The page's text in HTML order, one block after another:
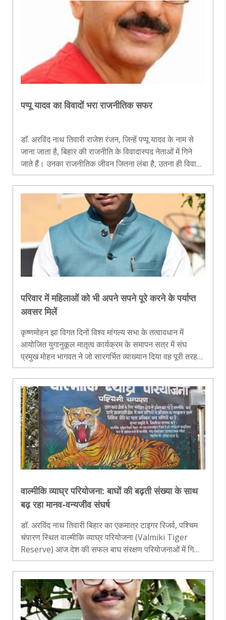
पप्पू यादव का विवादों भरा राजनीतिक सफर
डाॅ. अरविंद नाथ तिवारी राजेश रंजन, जिन्हें पप्पू यादव के नाम से
जाना जाता है, बिहार की राजनीति के विवादास्पद नेताओं में गिने
जाते हैं। उनका राजनीतिक जीवन जितना लंबा है, उतना ही विवादों
से भी घिरा है। वे कई बार लोकसभा सदस्य चुने गए हैं और समय-
समय..
परिवार में महिलाओं को भी अपने सपने पूरे करने के पर्याप्त
अवसर मिलें
कृष्णमोहन झा विगत दिनों विश्व मांगल्य सभा के तत्वावधान में
आयोजित युगानुकूल मातृत्व कार्यक्रम के समापन सत्र में संघ
प्रमुख मोहन भागवत ने जो सारगर्भित व्याख्यान दिया वह पूरी तरह
मातृत्व विमर्श पर केंद्रित था। संघ प्रमुख ने अपने व्याख्यान में इस..
वाल्मीकि व्याघ्र परियोजना: बाघों की बढ़ती संख्या के साथ
बढ़ रहा मानव-वन्यजीव संघर्ष
डॉ. अरविंद नाथ तिवारी बिहार का एकमात्र टाइगर रिजर्व, पश्चिम
चंपारण स्थित वाल्मीकि व्याघ्र परियोजना (Valmiki Tiger
Reserve) आज देश की सफल बाघ संरक्षण परियोजनाओं में गिनी
जाती है। नेपाल के चितवन राष्ट्रीय उद्यान से जुड़े इस संरक्षित वन
क्षेत्र में..